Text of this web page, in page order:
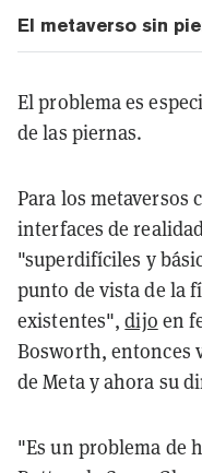
El metaverso sin
El problema es
de las piernas.
Para los metaversos
interfaces de
"superdifíciles y
punto de vista de la
existentes",dijo en
Bosworth, entonces
de Meta y ahora su
"Es un problema de